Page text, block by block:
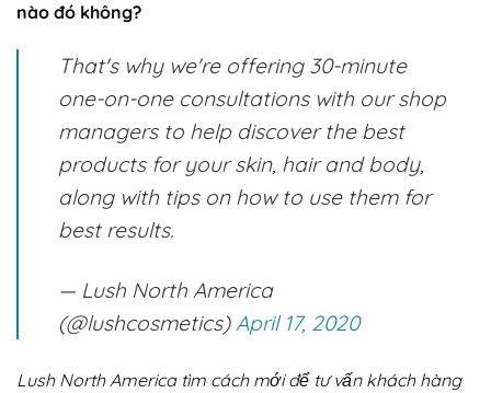
nào đó không?
That's why we're offering 30-minute
one-on-one consultations with our shop
managers to help discover the best
products for your skin, hair and body,
along with tips on how to use them for
best results.
— Lush North America
(@lushcosmetics)April 17, 2020
Lush North America tìm cách mới để tư vấn khách hàng